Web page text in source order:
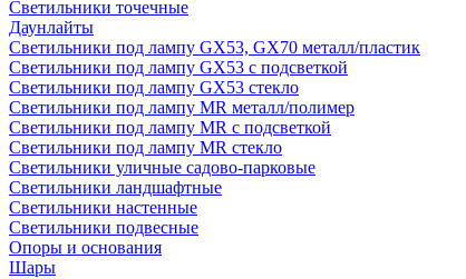
Светильники точечные
Даунлайты
Светильники под лампу GX53, GX70 металл/пластик
Светильники под лампу GX53 с подсветкой
Светильники под лампу GX53 стекло
Светильники под лампу MR металл/полимер
Светильники под лампу MR с подсветкой
Светильники под лампу MR стекло
Светильники уличные садово-парковые
Светильники ландшафтные
Светильники настенные
Светильники подвесные
Опоры и основания
Шары